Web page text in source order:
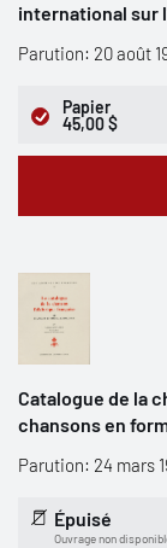
international sur
Parution: 20 août
Papier
45,00 $
Catalogue de la
chansons en
Parution: 24 mars
Épuisé
Ouvrage non